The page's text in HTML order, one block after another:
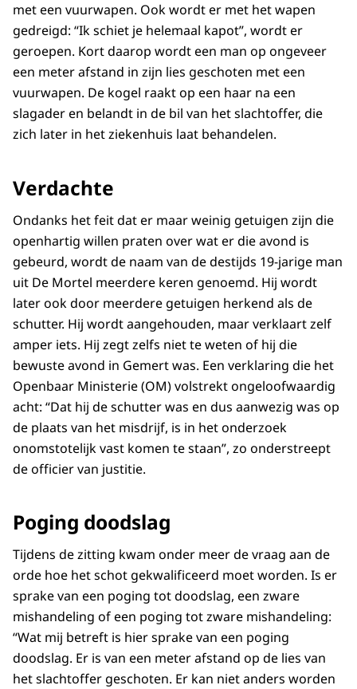
met een vuurwapen. Ook wordt er met het wapen
gedreigd: “Ik schiet je helemaal kapot”, wordt er
geroepen. Kort daarop wordt een man op ongeveer
een meter afstand in zijn lies geschoten met een
vuurwapen. De kogel raakt op een haar na een
slagader en belandt in de bil van het slachtoffer, die
zich later in het ziekenhuis laat behandelen.
Verdachte
Ondanks het feit dat er maar weinig getuigen zijn die
openhartig willen praten over wat er die avond is
gebeurd, wordt de naam van de destijds 19-jarige man
uit De Mortel meerdere keren genoemd. Hij wordt
later ook door meerdere getuigen herkend als de
schutter. Hij wordt aangehouden, maar verklaart zelf
amper iets. Hij zegt zelfs niet te weten of hij die
bewuste avond in Gemert was. Een verklaring die het
Openbaar Ministerie (OM) volstrekt ongeloofwaardig
acht: “Dat hij de schutter was en dus aanwezig was op
de plaats van het misdrijf, is in het onderzoek
onomstotelijk vast komen te staan”, zo onderstreept
de officier van justitie.
Poging doodslag
Tijdens de zitting kwam onder meer de vraag aan de
orde hoe het schot gekwalificeerd moet worden. Is er
sprake van een poging tot doodslag, een zware
mishandeling of een poging tot zware mishandeling:
“Wat mij betreft is hier sprake van een poging
doodslag. Er is van een meter afstand op de lies van
het slachtoffer geschoten. Er kan niet anders worden